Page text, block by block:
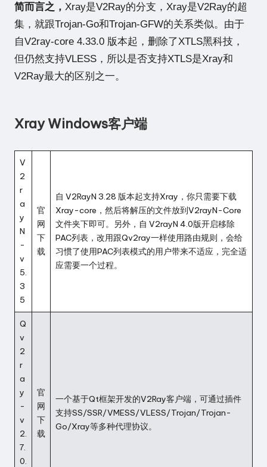
简而言之， Xray是V2Ray的分支，Xray是V2Ray的超
集，就跟Trojan-Go和Trojan-GFW的关系类似。由于
自V2ray-core 4.33.0 版本起，删除了XTLS黑科技，
但仍然支持VLESS，所以是否支持XTLS是Xray和
V2Ray最大的区别之一。
Xray Windows客户端
V
2
r
a
y
N
-
v
5.
3
5
官
网
下
载
自 V2RayN 3.28 版本起支持Xray，你只需要下载
Xray-core ，然后将解压的文件放到V2rayN-Core
文件夹下即可。另外，自 V2rayN 4.0版开启移除
PAC列表，改用跟Qv2ray一样使用路由规则，会给
习惯了使用PAC列表模式的用户带来不适应，完全适
应需要一个过程。
Q
v
2
r
a
y
-
v
2.
7.
0.
官
网
下
载
一个基于Qt框架开发的V2Ray客户端，可通过插件
支持SS/SSR/VMESS/VLESS/Trojan/Trojan-
Go/Xray等多种代理协议。